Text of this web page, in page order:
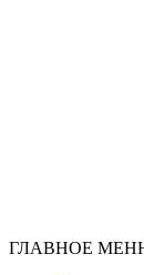
ГЛАВНОЕ